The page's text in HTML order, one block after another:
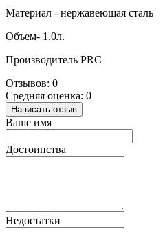
Материал - нержавеющая сталь
Объем- 1,0л.
Производитель PRC
Отзывов: 0
Средняя оценка: 0
Написать отзыв
Ваше имя
Достоинства
Недостатки